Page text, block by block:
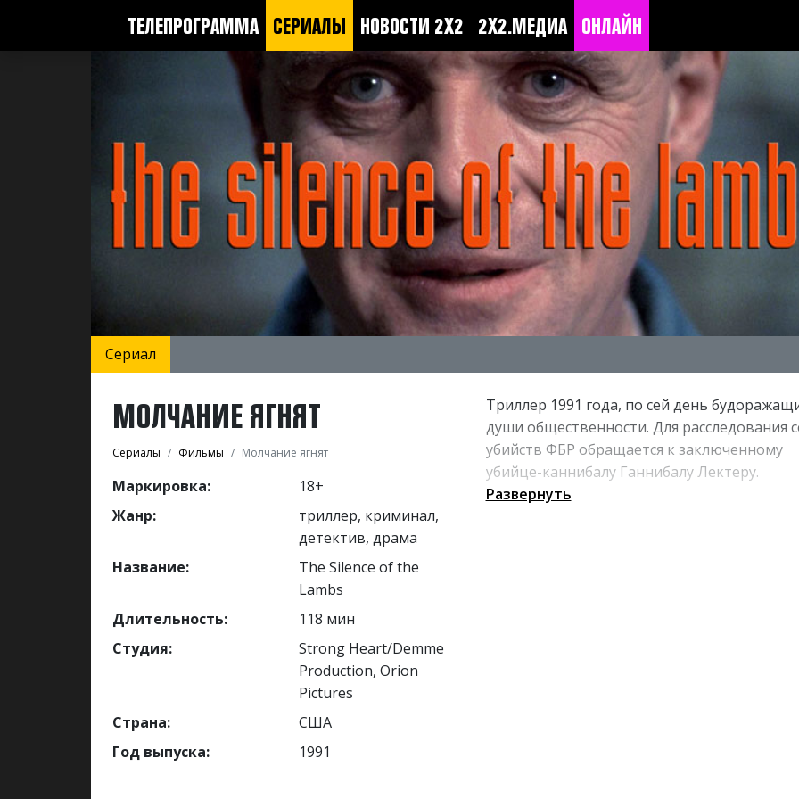
ТЕЛЕПРОГРАММА СЕРИАЛЫ НОВОСТИ 2Х2 2Х2.МЕДИА ОНЛАЙН
Сериал
МОЛЧАНИЕ ЯГНЯТ
Сериалы Фильмы Молчание ягнят
Маркировка:
18+
Жанр:
триллер, криминал,
детектив, драма
Название:
The Silence of the
Lambs
Длительность:
118 мин
Студия:
Strong Heart/Demme
Production, Orion
Pictures
Страна:
США
Год выпуска:
1991
Триллер 1991 года, по сей день
души общественности. Для расследования
убийств ФБР обращается к заключенному
убийце-каннибалу Ганнибалу Лектеру.
Парламентером становится молодой агент
Развернуть